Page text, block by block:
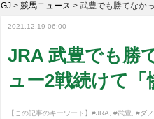
GJ > 競馬ニュース > 武豊でも勝てなか
2021.12.19 06:00
JRA 武豊でも勝
ュー2戦続けて
【この記事のキーワード】 #JRA #武豊 #ダ